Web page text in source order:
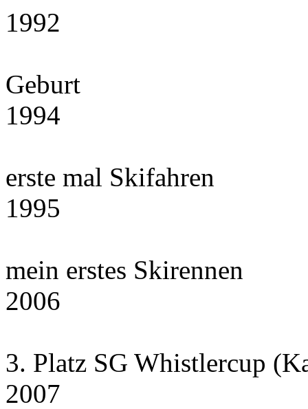
1992
Geburt
1994
erste mal Skifahren
1995
mein erstes Skirennen
2006
3. Platz SG Whistlercup
2007